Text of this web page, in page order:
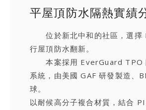
平屋頂防水隔熱實績
位於新北中和的社區，選擇
行屋頂防水翻新。
本案採用 EverGuard TPO
系統，由美國 GAF 研發製造、
球。
以耐候高分子複合材質，結合